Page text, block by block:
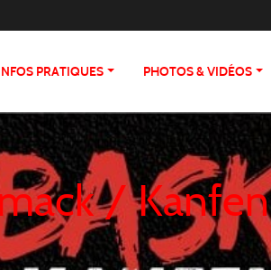
PRATIQUES PHOTOS & VIDÉOS
/ Kanfen